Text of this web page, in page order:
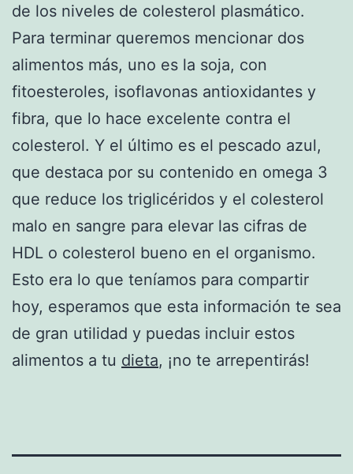
de los niveles de colesterol plasmático.
Para terminar queremos mencionar dos
alimentos más, uno es la soja, con
fitoesteroles, isoflavonas antioxidantes y
fibra, que lo hace excelente contra el
colesterol. Y el último es el pescado azul,
que destaca por su contenido en omega 3
que reduce los triglicéridos y el colesterol
malo en sangre para elevar las cifras de
HDL o colesterol bueno en el organismo.
Esto era lo que teníamos para compartir
hoy, esperamos que esta información te sea
de gran utilidad y puedas incluir estos
alimentos a tu dieta, ¡no te arrepentirás!